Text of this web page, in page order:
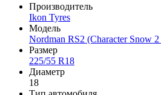
Производитель
Ikon Tyres
Модель
Nordman RS2 (Character Snow 2
Размер
225/55 R18
Диаметр
18